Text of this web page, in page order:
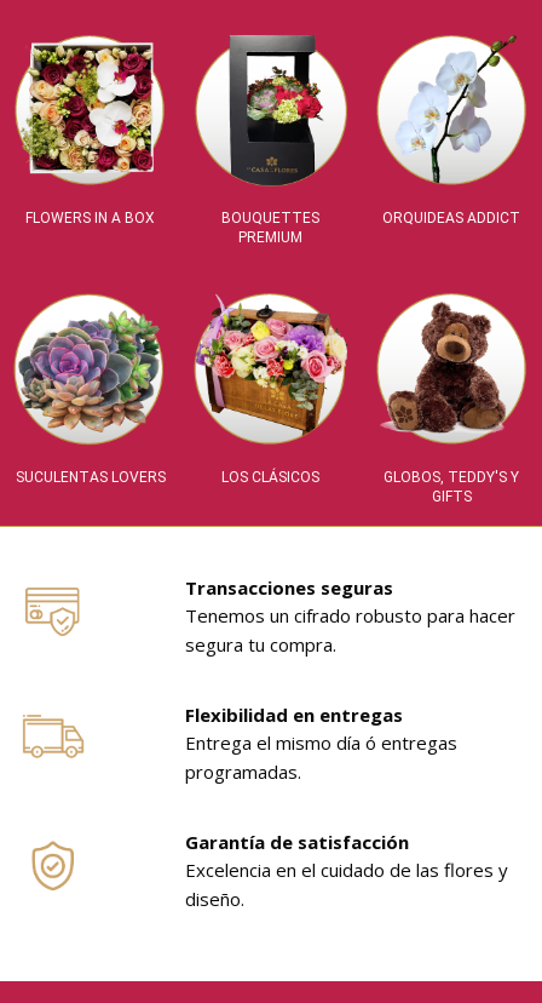
FLOWERS IN A BOX
BOUQUETTES
PREMIUM
ORQUIDEAS ADDICT
SUCULENTAS LOVERS LOS CLÁSICOS
GLOBOS, TEDDY'S Y
GIFTS
Transacciones seguras
Tenemos un cifrado robusto para hacer
segura tu compra.
Flexibilidad en entregas
Entrega el mismo día ó entregas
programadas.
Garantía de satisfacción
Excelencia en el cuidado de las flores y
diseño.